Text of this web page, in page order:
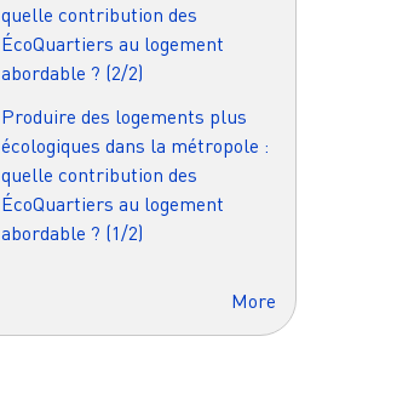
quelle contribution des
ÉcoQuartiers au logement
abordable ? (2/2)
Produire des logements plus
écologiques dans la métropole :
quelle contribution des
ÉcoQuartiers au logement
abordable ? (1/2)
More